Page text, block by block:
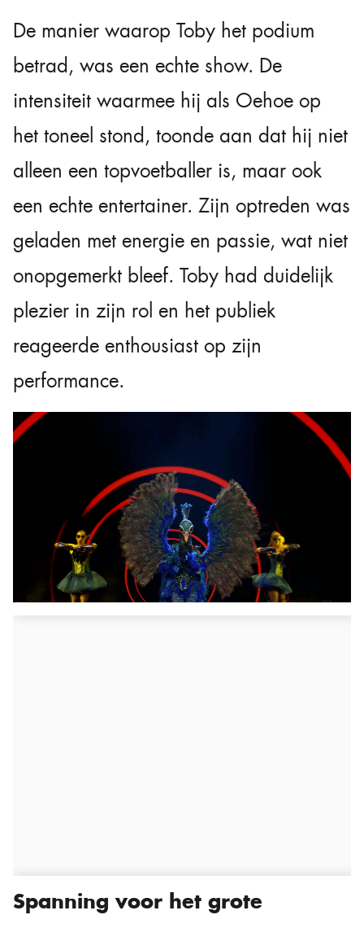
De manier waarop Toby het podium
betrad, was een echte show. De
intensiteit waarmee hij als Oehoe op
het toneel stond, toonde aan dat hij niet
alleen een topvoetballer is, maar ook
een echte entertainer. Zijn optreden was
geladen met energie en passie, wat niet
onopgemerkt bleef. Toby had duidelijk
plezier in zijn rol en het publiek
reageerde enthousiast op zijn
performance.
Spanning voor het grote